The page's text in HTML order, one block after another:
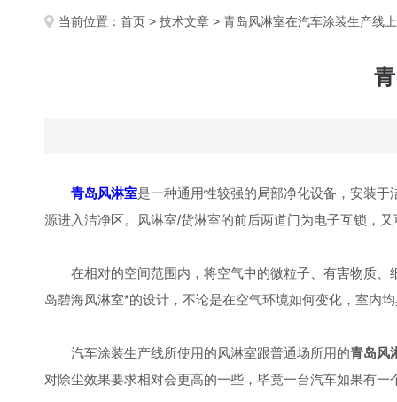
当前位置： 首页 > 技术文章 > 青岛风淋室在汽车涂装生产线
青岛风淋室是一种通用性较强的局部净化设备，安装
源进入洁净区。风淋室/货淋室的前后两道门为电子互锁，
在相对的空间范围内，将空气中的微粒子、有害物质、
岛碧海风淋室*的设计，不论是在空气环境如何变化，室内
汽车涂装生产线所使用的风淋室跟普通场所用的青岛风
对除尘效果要求相对会更高的一些，毕竟一台汽车如果有